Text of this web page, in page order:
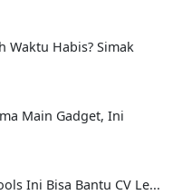
Waktu Habis? Simak
Main Gadget, Ini
Ini Bisa Bantu CV Le...